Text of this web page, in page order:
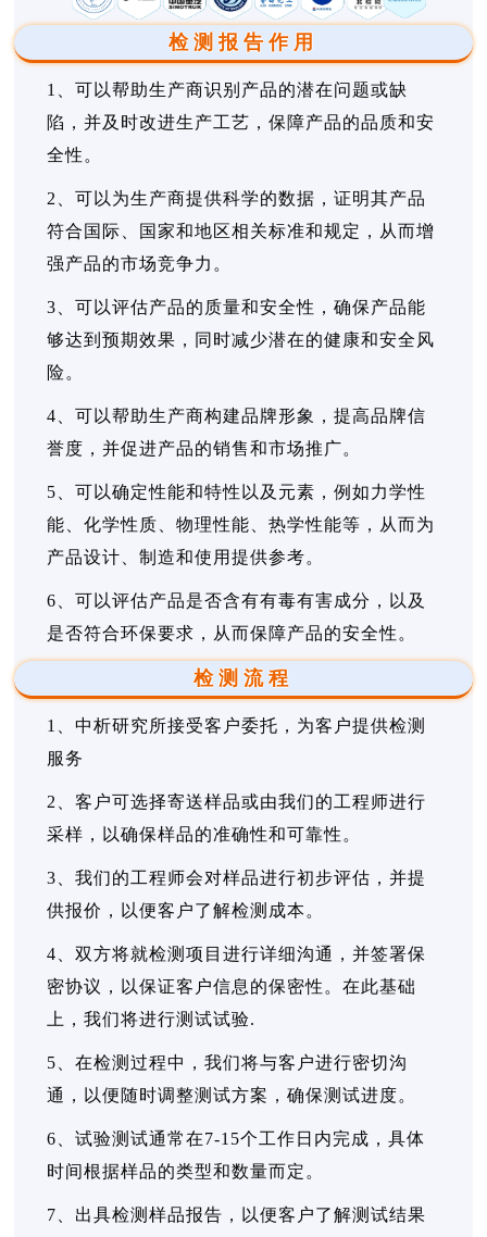
检测报告作用
1、可以帮助生产商识别产品的潜在问题或缺
陷，并及时改进生产工艺，保障产品的品质和安
全性。
2、可以为生产商提供科学的数据，证明其产品
符合国际、国家和地区相关标准和规定，从而增
强产品的市场竞争力。
3、可以评估产品的质量和安全性，确保产品能
够达到预期效果，同时减少潜在的健康和安全风
险。
4、可以帮助生产商构建品牌形象，提高品牌信
誉度，并促进产品的销售和市场推广。
5、可以确定性能和特性以及元素，例如力学性
能、化学性质、物理性能、热学性能等，从而为
产品设计、制造和使用提供参考。
6、可以评估产品是否含有有毒有害成分，以及
是否符合环保要求，从而保障产品的安全性。
检测流程
1、中析研究所接受客户委托，为客户提供检测
服务
2、客户可选择寄送样品或由我们的工程师进行
采样，以确保样品的准确性和可靠性。
3、我们的工程师会对样品进行初步评估，并提
供报价，以便客户了解检测成本。
4、双方将就检测项目进行详细沟通，并签署保
密协议，以保证客户信息的保密性。在此基础
上，我们将进行测试试验.
5、在检测过程中，我们将与客户进行密切沟
通，以便随时调整测试方案，确保测试进度。
6、试验测试通常在7-15个工作日内完成，具体
时间根据样品的类型和数量而定。
7、出具检测样品报告，以便客户了解测试结果